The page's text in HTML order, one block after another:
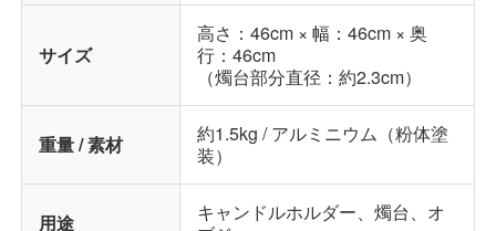
サイズ
高さ：46cm × 幅：46cm × 奥
行：46cm
（燭台部分直径：約2.3cm）
重量 / 素材
約1.5kg / アルミニウム（粉体塗
装）
用途
キャンドルホルダー、燭台、オ